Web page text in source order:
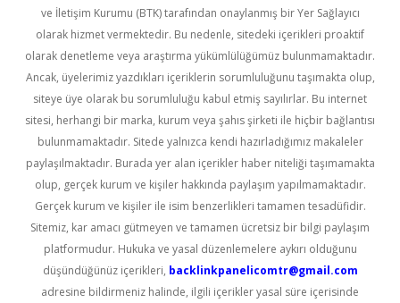
ve İletişim Kurumu (BTK) tarafından onaylanmış bir Yer Sağlayıcı
olarak hizmet vermektedir. Bu nedenle, sitedeki içerikleri proaktif
olarak denetleme veya araştırma yükümlülüğümüz bulunmamaktadır.
Ancak, üyelerimiz yazdıkları içeriklerin sorumluluğunu taşımakta olup,
siteye üye olarak bu sorumluluğu kabul etmiş sayılırlar. Bu internet
sitesi, herhangi bir marka, kurum veya şahıs şirketi ile hiçbir bağlantısı
bulunmamaktadır. Sitede yalnızca kendi hazırladığımız makaleler
paylaşılmaktadır. Burada yer alan içerikler haber niteliği taşımamakta
olup, gerçek kurum ve kişiler hakkında paylaşım yapılmamaktadır.
Gerçek kurum ve kişiler ile isim benzerlikleri tamamen tesadüfidir.
Sitemiz, kar amacı gütmeyen ve tamamen ücretsiz bir bilgi paylaşım
platformudur. Hukuka ve yasal düzenlemelere aykırı olduğunu
düşündüğünüz içerikleri, backlinkpanelicomtr@gmail.com
adresine bildirmeniz halinde, ilgili içerikler yasal süre içerisinde